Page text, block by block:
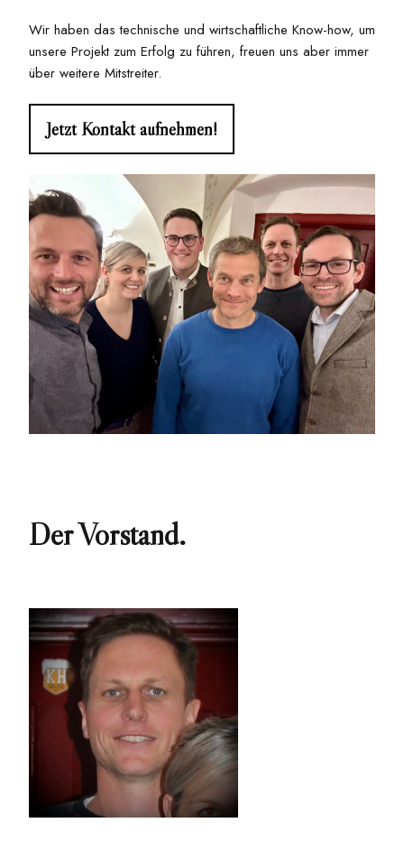
Wir haben das technische und wirtschaftliche Know-how, um
unsere Projekt zum Erfolg zu führen, freuen uns aber immer
über weitere Mitstreiter.
Jetzt Kontakt aufnehmen!
Der Vorstand.